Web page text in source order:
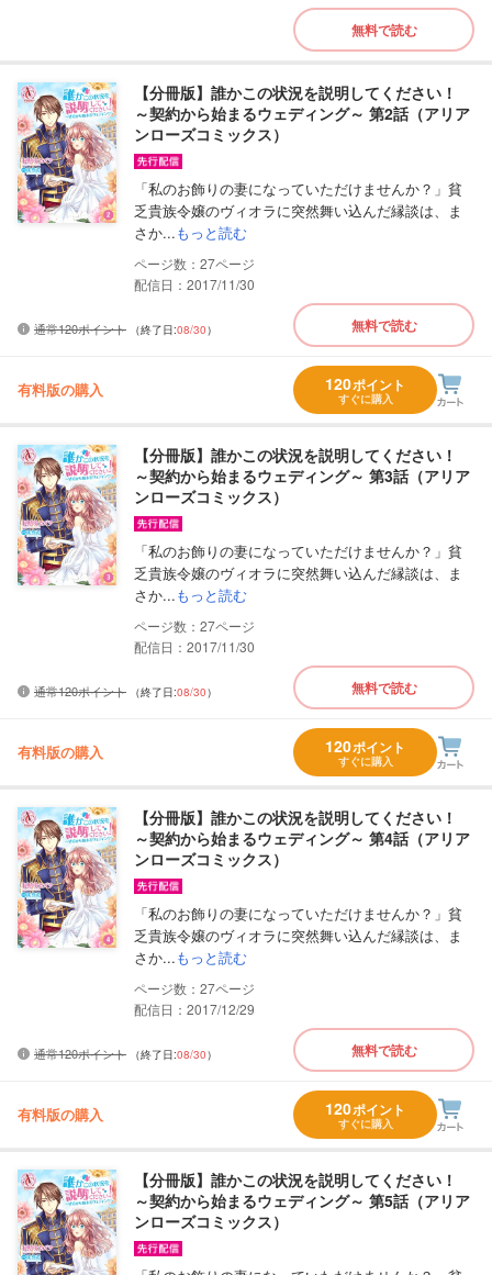
無料で読む
【分冊版】誰かこの状況を説明してください！
～契約から始まるウェディング～ 第2話（アリア
ンローズコミックス）
「私のお飾りの妻になっていただけませんか？」貧
乏貴族令嬢のヴィオラに突然舞い込んだ縁談は、ま
さか...もっと読む
27
配信日：2017/11/30
通常120ポイント （終了日:08/30） 無料で読む
有料版の購入 120ポイント
すぐに購入
【分冊版】誰かこの状況を説明してください！
～契約から始まるウェディング～ 第3話（アリア
ンローズコミックス）
「私のお飾りの妻になっていただけませんか？」貧
乏貴族令嬢のヴィオラに突然舞い込んだ縁談は、ま
さか...もっと読む
27
配信日：2017/11/30
通常120ポイント （終了日:08/30） 無料で読む
有料版の購入 120ポイント
すぐに購入
【分冊版】誰かこの状況を説明してください！
～契約から始まるウェディング～ 第4話（アリア
ンローズコミックス）
「私のお飾りの妻になっていただけませんか？」貧
乏貴族令嬢のヴィオラに突然舞い込んだ縁談は、ま
さか...もっと読む
27
配信日：2017/12/29
通常120ポイント （終了日:08/30） 無料で読む
有料版の購入 120ポイント
すぐに購入
【分冊版】誰かこの状況を説明してください！
～契約から始まるウェディング～ 第5話（アリア
ンローズコミックス）